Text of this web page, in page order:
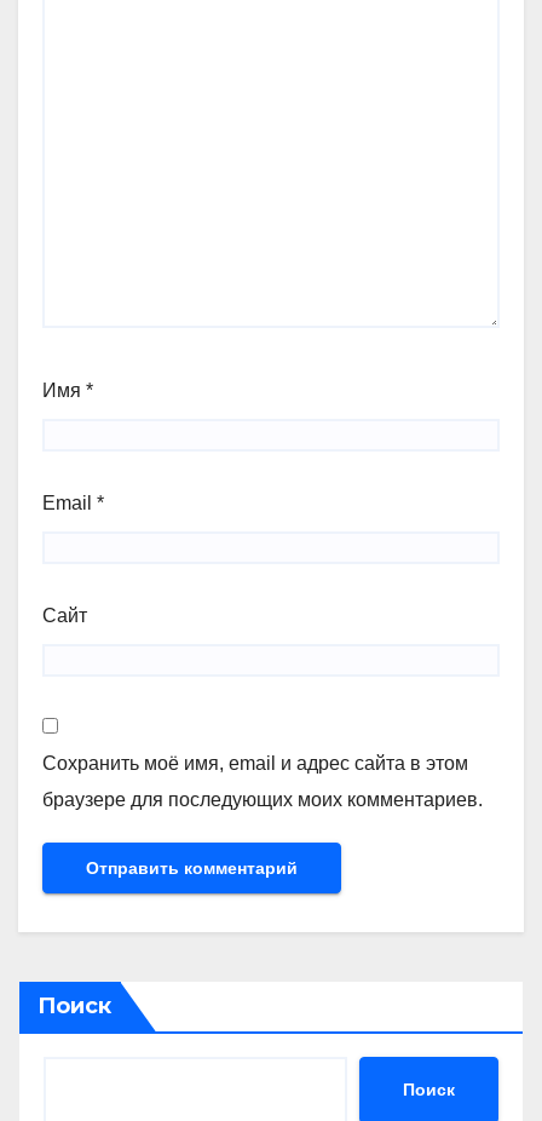
Имя *
Email *
Сайт
Сохранить моё имя, email и адрес сайта в этом
браузере для последующих моих комментариев.
Поиск
Поиск